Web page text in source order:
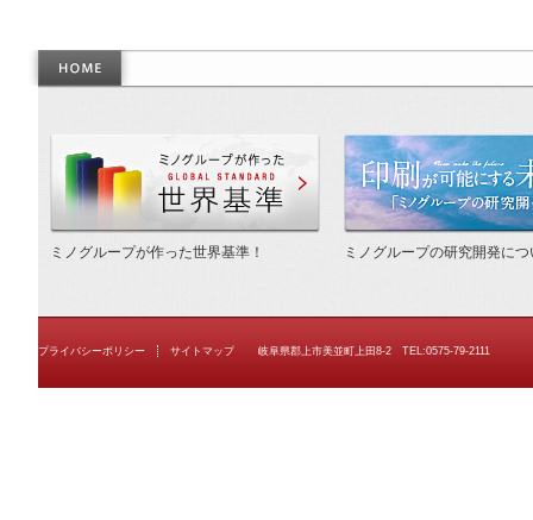
作った世界基準
ミノグループが作った世界基準！ ミノグループの研究開発につ
プライバシーポリシー サイトマップ 岐阜県郡上市美並町上田8-2 TEL:0575-79-2111